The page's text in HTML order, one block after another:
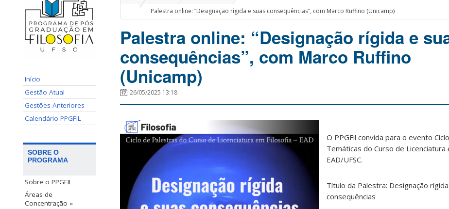
Início
Gestão Atual
Gestões Anteriores
Calendário PPGFIL
SOBRE O
PROGRAMA
Sobre o PPGFIL
Áreas de
Concentração »
Palestra online: “Designação rígida e suas consequências”, com Marco Ruffino (Unicamp)
Palestra online: “Designação rígida e
consequências”, com Marco Ruffino
(Unicamp)
26/05/2025 13:18
O PPGFil convida para o evento
Temáticas do Curso de Licenciatura
EAD/UFSC.
Título da Palestra: Designação
consequências